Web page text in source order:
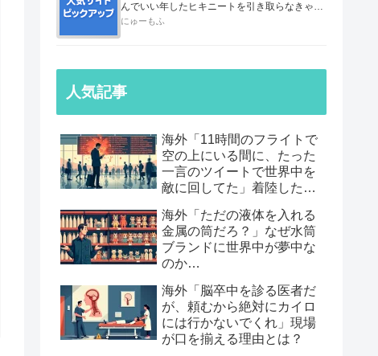
んでいい年したヒキニートを引き取らなきゃい
けないんだ...
にゅーもふ
人気記事
海外「11時間のフライトで
空の上にいる間に、たった
一言のツイートで世界中を
敵に回してた」着陸したら
海外「ただの液体を入れる
金属の筒だろ？」なぜ水筒
ブランドに世界中が夢中な
のか…
海外「脳卒中を診る医者だ
が、頼むから絶対にカイロ
には行かないでくれ」現場
が口を揃える理由とは？